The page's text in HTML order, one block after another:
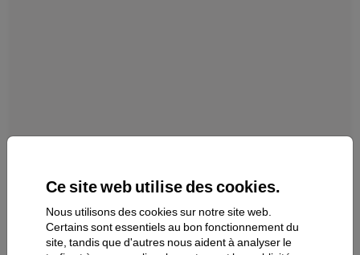
Ce site web utilise des cookies.
Nous utilisons des cookies sur notre site web.
Certains sont essentiels au bon fonctionnement du
site, tandis que d'autres nous aident à analyser le